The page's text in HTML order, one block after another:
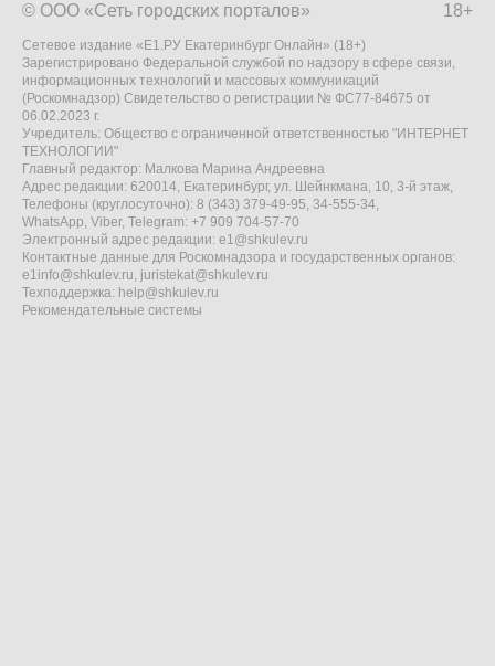
18+
© ООО «Сеть городских порталов»
Сетевое издание «Е1.РУ Екатеринбург Онлайн» (18+)
Зарегистрировано Федеральной службой по надзору в сфере связи,
информационных технологий и массовых коммуникаций
(Роскомнадзор) Свидетельство о регистрации № ФС77-84675 от
06.02.2023 г.
Учредитель: Общество с ограниченной ответственностью "ИНТЕРНЕТ
ТЕХНОЛОГИИ"
Главный редактор: Малкова Марина Андреевна
Адрес редакции: 620014, Екатеринбург, ул. Шейнкмана, 10, 3-й этаж,
Телефоны (круглосуточно): 8 (343) 379-49-95, 34-555-34,
WhatsApp, Viber, Telegram: +7 909 704-57-70
Электронный адрес редакции: e1@shkulev.ru
Контактные данные для Роскомнадзора и государственных органов:
e1info@shkulev.ru, juristekat@shkulev.ru
Техподдержка: help@shkulev.ru
Рекомендательные системы